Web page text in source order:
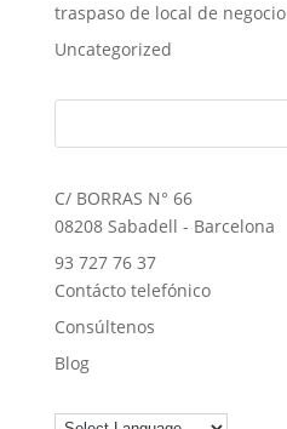
traspaso de local de negocio
Uncategorized
C/ BORRAS N° 66
08208 Sabadell - Barcelona
93 727 76 37
Contácto telefónico
Consúltenos
Blog